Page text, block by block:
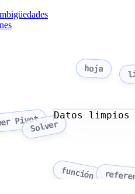
hoja
PivotSolver
función
Datos